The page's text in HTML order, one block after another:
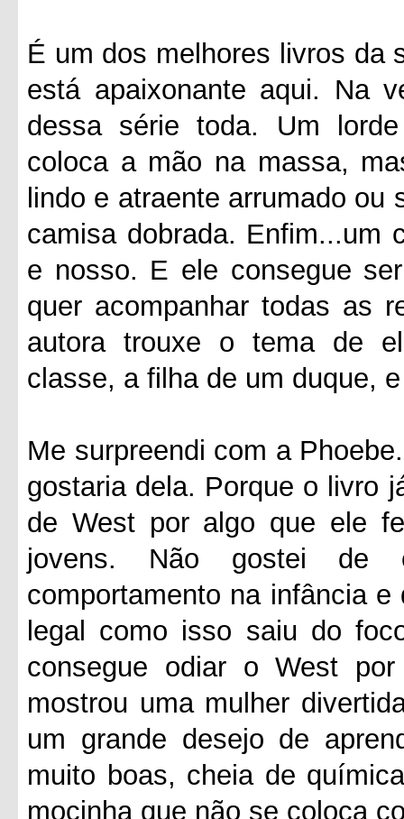
É um dos melhores livros da
está apaixonante aqui. Na
dessa série toda. Um
coloca a mão na massa,
lindo e atraente arrumado ou
camisa dobrada. Enfim...um
e nosso. E ele consegue
quer acompanhar todas as
autora trouxe o tema de
classe, a filha de um duque,
Me surpreendi com a
gostaria dela. Porque o livro
de West por algo que ele
jovens. Não gostei de
comportamento na infância
legal como isso saiu do
consegue odiar o West
mostrou uma mulher
um grande desejo de
muito boas, cheia de
mocinha que não se coloca